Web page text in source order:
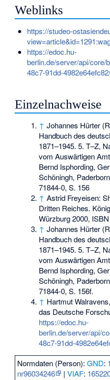
Weblinks
https://studeo-
https://edoc.hu-
berlin.de/server/api/core/
48c7-91dd-
Einzelnachweise
↑ Johannes Hürter
Handbuch des
1871–1945. 5. T–Z,
vom Auswärtigen
Bernd Isphording,
Schöningh,
71844-0, S. 156
↑ Astrid Freyeisen:
Dritten Reiches.
Würzburg 2000,
↑ Johannes Hürter
Handbuch des
1871–1945. 5. T–Z,
vom Auswärtigen
Bernd Isphording,
Schöningh,
71844-0, S. 156f.
↑ Hartmut
das Deutsche
https://edoc.hu-
berlin.de/server/api/
48c7-91dd-
Normdaten (Person):GND:
nr96034246
|VIAF: